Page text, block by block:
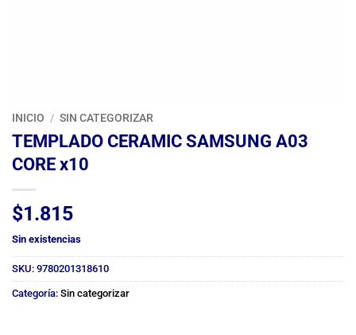
INICIO / SIN CATEGORIZAR
TEMPLADO CERAMIC SAMSUNG A03
CORE x10
$1.815
Sin existencias
SKU: 9780201318610
Categoría: Sin categorizar